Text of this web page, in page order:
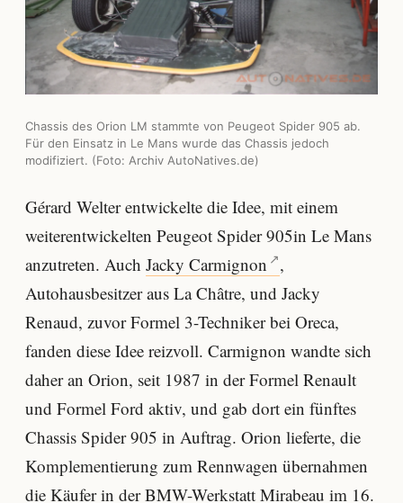
Chassis des Orion LM stammte von Peugeot Spider 905 ab.
Für den Einsatz in Le Mans wurde das Chassis jedoch
modifiziert. (Foto: Archiv AutoNatives.de)
Gérard Welter entwickelte die Idee, mit einem
weiterentwickelten Peugeot Spider 905in Le Mans
anzutreten. Auch Jacky Carmignon
,
Autohausbesitzer aus La Châtre, und Jacky
Renaud, zuvor Formel 3-Techniker bei Oreca,
fanden diese Idee reizvoll. Carmignon wandte sich
daher an Orion, seit 1987 in der Formel Renault
und Formel Ford aktiv, und gab dort ein fünftes
Chassis Spider 905 in Auftrag. Orion lieferte, die
Komplementierung zum Rennwagen übernahmen
die Käufer in der BMW-Werkstatt Mirabeau im 16.